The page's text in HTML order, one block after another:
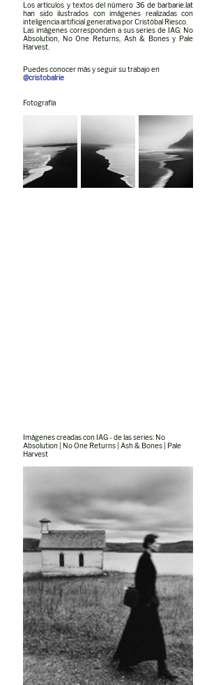
Los artículos y textos del número 36 de barbarie.lat
han sido ilustrados con imágenes realizadas con
inteligencia artificial generativa por Cristóbal Riesco.
Las imágenes corresponden a sus series de IAG: No
Absolution, No One Returns, Ash & Bones y Pale
Harvest.
Puedes conocer más y seguir su trabajo en
@cristobalrie
Fotografía
Imágenes creadas con IAG - de las series: No
Absolution | No One Returns | Ash & Bones | Pale
Harvest